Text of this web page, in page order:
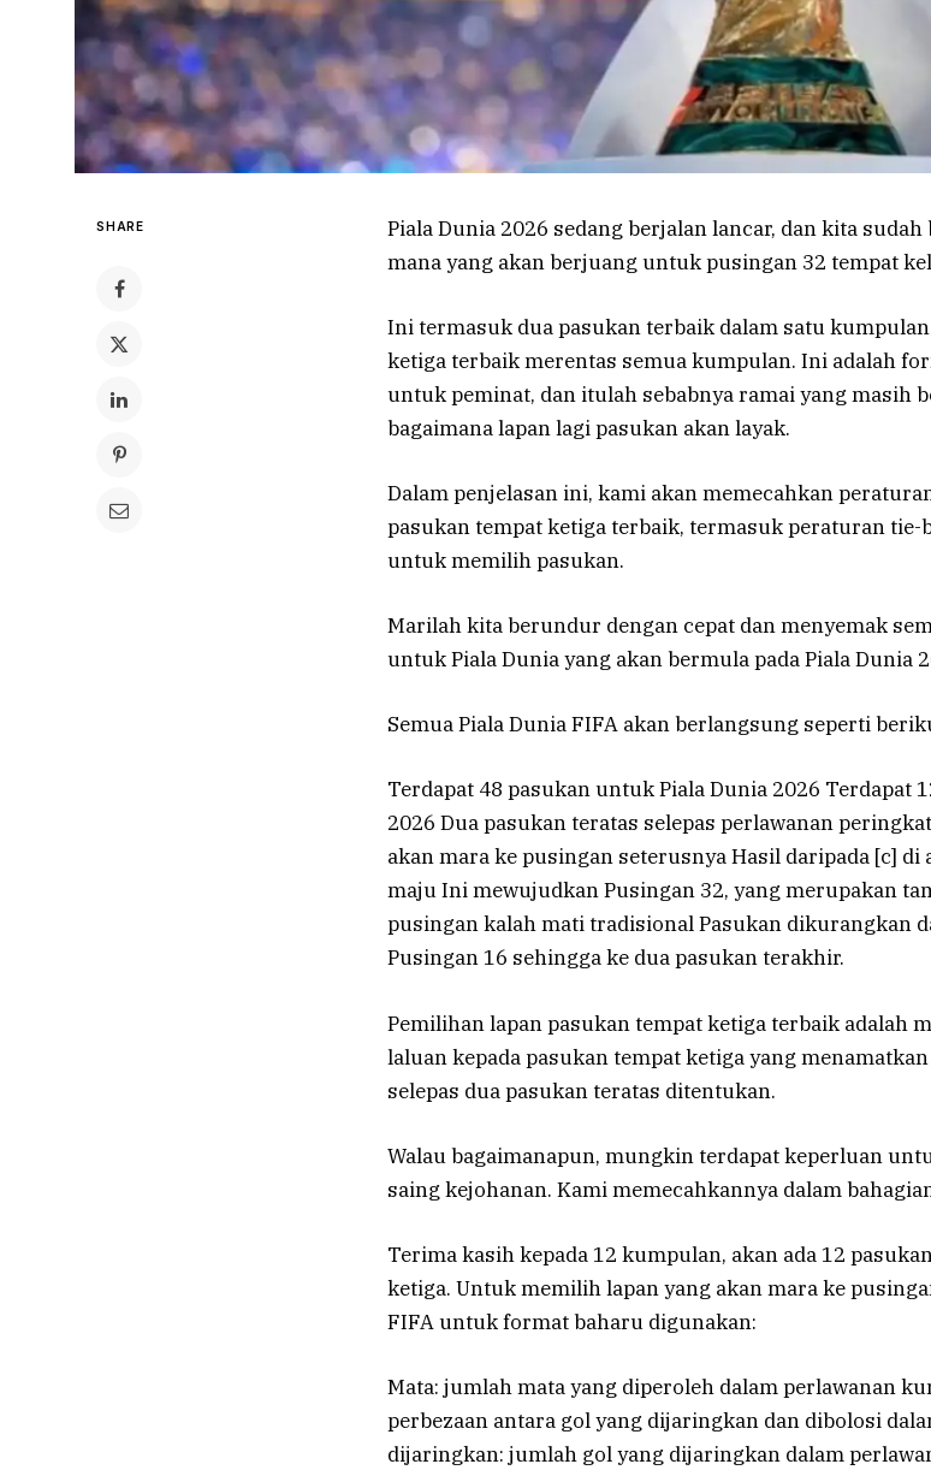
SHARE
Piala Dunia 2026 sedang berjalan lancar, dan kita
mana yang akan berjuang untuk pusingan 32 tempat
Ini termasuk dua pasukan terbaik dalam satu
ketiga terbaik merentas semua kumpulan. Ini adalah
untuk peminat, dan itulah sebabnya ramai yang masih
bagaimana lapan lagi pasukan akan layak.
Dalam penjelasan ini, kami akan memecahkan
pasukan tempat ketiga terbaik, termasuk peraturan tie-
untuk memilih pasukan.
Marilah kita berundur dengan cepat dan menyemak
untuk Piala Dunia yang akan bermula pada Piala Dunia
Semua Piala Dunia FIFA akan berlangsung seperti
Terdapat 48 pasukan untuk Piala Dunia 2026 Terdapat
2026 Dua pasukan teratas selepas perlawanan
akan mara ke pusingan seterusnya Hasil daripada [c] di
maju Ini mewujudkan Pusingan 32, yang merupakan
pusingan kalah mati tradisional Pasukan dikurangkan
Pusingan 16 sehingga ke dua pasukan terakhir.
Pemilihan lapan pasukan tempat ketiga terbaik adalah
laluan kepada pasukan tempat ketiga yang
selepas dua pasukan teratas ditentukan.
Walau bagaimanapun, mungkin terdapat keperluan
saing kejohanan. Kami memecahkannya dalam
Terima kasih kepada 12 kumpulan, akan ada 12
ketiga. Untuk memilih lapan yang akan mara ke
FIFA untuk format baharu digunakan:
Mata: jumlah mata yang diperoleh dalam perlawanan
perbezaan antara gol yang dijaringkan dan dibolosi
dijaringkan: jumlah gol yang dijaringkan dalam